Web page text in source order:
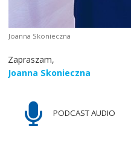
Joanna Skonieczna
Zapraszam,
Joanna Skonieczna
PODCAST AUDIO